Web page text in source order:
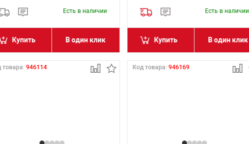
Есть в наличии
Купить В один клик
Есть в наличии
Купить В один клик
товара: 946114 Код товара: 946169